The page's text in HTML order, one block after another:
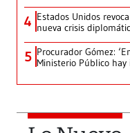
4 Estados Unidos
nueva crisis
5 Procurador Gómez:
Ministerio Público hay